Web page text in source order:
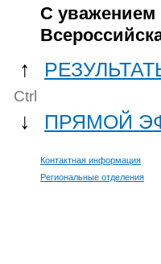
С уважением
↑
Ctrl
↓ ПРЯМОЙ
Контактная информация
Региональные отделения